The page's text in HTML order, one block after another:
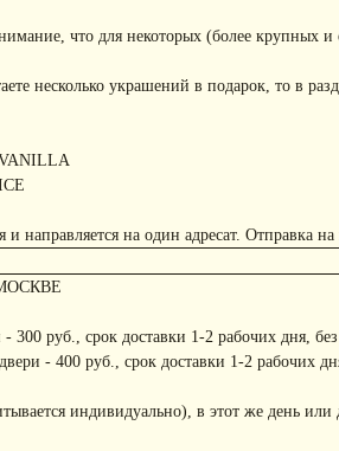
что для некоторых (более крупных и
несколько украшений в подарок, то в
VANILLA
и направляется на один адресат. Отправка
300 руб., срок доставки 1-2 рабочих дня,
- 400 руб., срок доставки 1-2 рабочих
индивидуально), в этот же день